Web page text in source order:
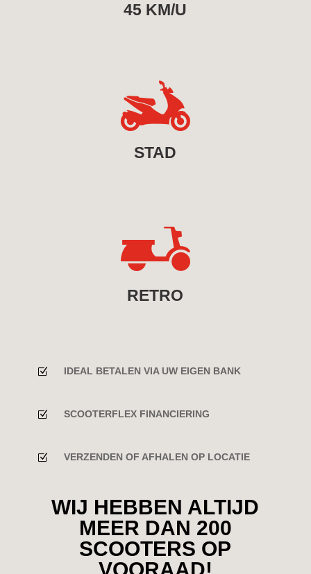
45 KM/U

STAD

RETRO
Z IDEAL BETALEN VIA UW EIGEN BANK
Z SCOOTERFLEX FINANCIERING
Z VERZENDEN OF AFHALEN OP LOCATIE
WIJ HEBBEN ALTIJD
MEER DAN 200
SCOOTERS OP
VOORAAD!